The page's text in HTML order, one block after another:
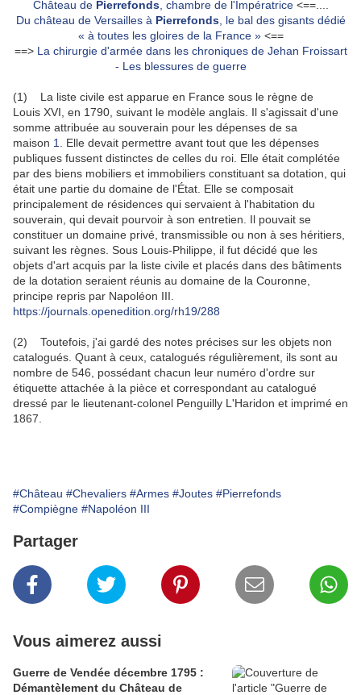
Château de Pierrefonds, chambre de l'Impératrice<==....
Du château de Versailles à Pierrefonds, le bal des gisants dédié
« à toutes les gloires de la France »<==
==> La chirurgie d'armée dans les chroniques de Jehan Froissart
- Les blessures de guerre
(1) La liste civile est apparue en France sous le règne de
Louis XVI, en 1790, suivant le modèle anglais. Il s'agissait d'une
somme attribuée au souverain pour les dépenses de sa
maison 1
. Elle devait permettre avant tout que les dépenses
publiques fussent distinctes de celles du roi. Elle était complétée
par des biens mobiliers et immobiliers constituant sa dotation, qui
était une partie du domaine de l'État. Elle se composait
principalement de résidences qui servaient à l'habitation du
souverain, qui devait pourvoir à son entretien. Il pouvait se
constituer un domaine privé, transmissible ou non à ses héritiers,
suivant les règnes. Sous Louis-Philippe, il fut décidé que les
objets d'art acquis par la liste civile et placés dans des bâtiments
de la dotation seraient réunis au domaine de la Couronne,
principe repris par Napoléon III.
https://journals.openedition.org/rh19/288
(2) Toutefois, j'ai gardé des notes précises sur les objets non
catalogués. Quant à ceux, catalogués régulièrement, ils sont au
nombre de 546, possédant chacun leur numéro d'ordre sur
étiquette attachée à la pièce et correspondant au catalogué
dressé par le lieutenant-colonel Penguilly L'Haridon et imprimé en
1867.
#Château #Chevaliers #Armes #Joutes #Pierrefonds
#Compiègne #Napoléon III
Partager
Vous aimerez aussi
Guerre de Vendée décembre 1795 :
Démantèlement du Château de